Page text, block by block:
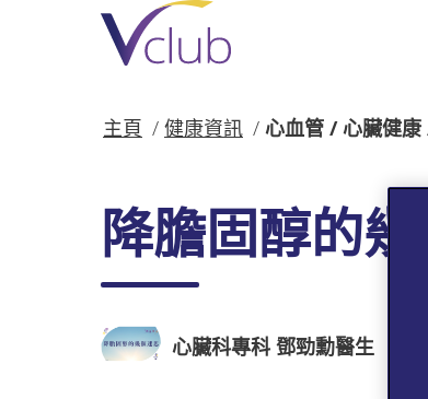
主頁 健康資訊 心血管 / 心臟健
降膽固醇的
心臟科專科 鄧勁勳醫生